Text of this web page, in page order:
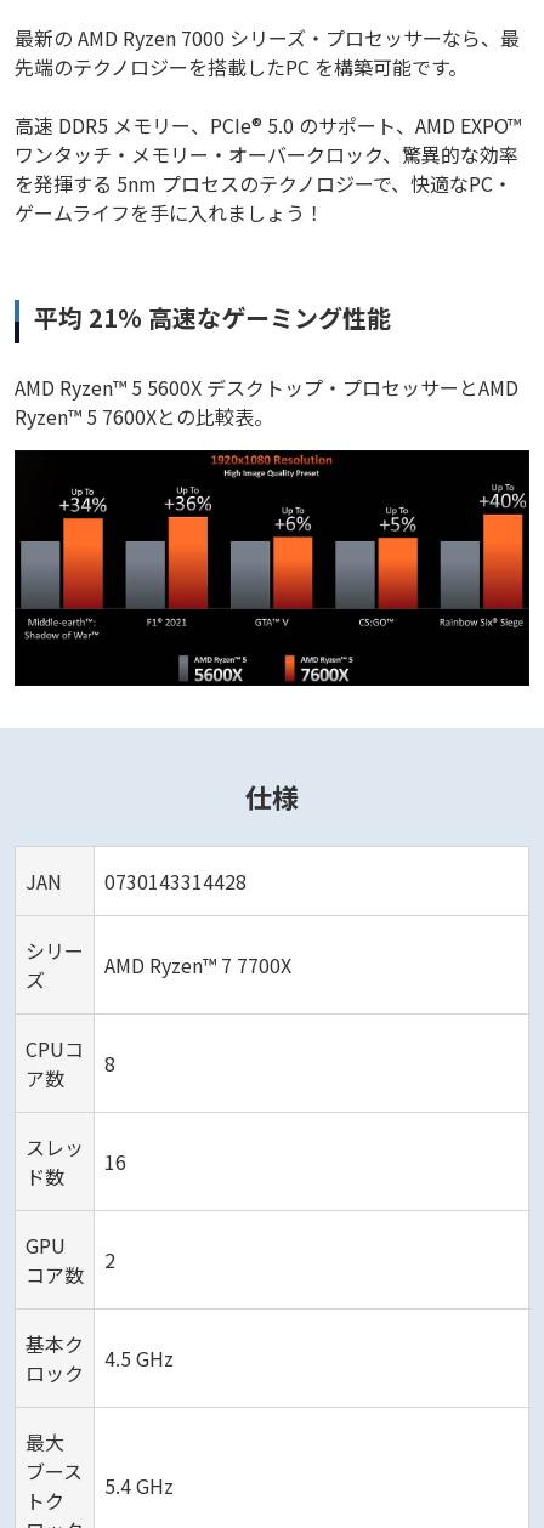
最新の AMD Ryzen 7000 シリーズ・プロセッサーなら、最
先端のテクノロジーを搭載したPC を構築可能です。
高速 DDR5 メモリー、PCIe® 5.0 のサポート、AMD EXPO™
ワンタッチ・メモリー・オーバークロック、驚異的な効率
を発揮する 5nm プロセスのテクノロジーで、快適なPC・
ゲームライフを手に入れましょう！
平均 21% 高速なゲーミング性能
AMD Ryzen™ 5 5600X デスクトップ・プロセッサーとAMD
Ryzen™ 5 7600Xとの比較表。
仕様
JAN 0730143314428
シリー
ズ
AMD Ryzen™ 7 7700X
CPUコ
ア数
8
スレッ
ド数
16
GPU
コア数
2
基本ク
ロック
4.5 GHz
最大
ブース
トク
5.4 GHz